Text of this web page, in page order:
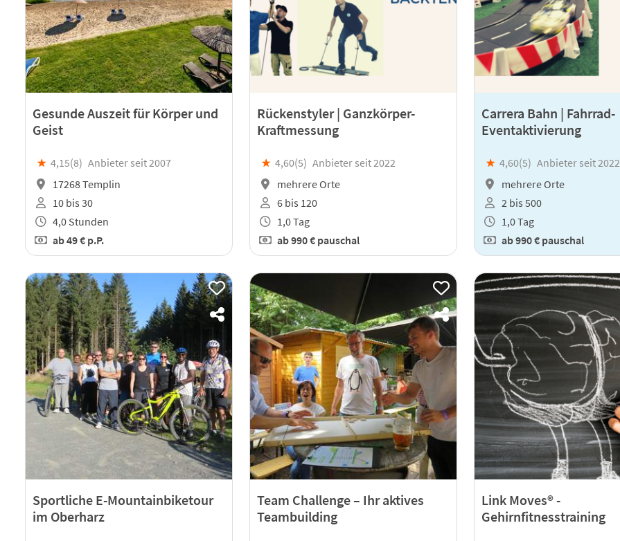
Gesunde Auszeit für Körper und
Geist
★ 4,15(8) Anbieter seit 2007
17268 Templin
10 bis 30
4,0 Stunden
ab49 € p.P.
Rückenstyler | Ganzkörper-
Kraftmessung
★ 4,60(5) Anbieter seit 2022
mehrere Orte
6 bis 120
1,0 Tag
ab990 € pauschal
Carrera Bahn | Fahrrad-
Eventaktivierung
★ 4,60(5) Anbieter seit 2022
mehrere Orte
2 bis 500
1,0 Tag
ab990 € pauschal
Sportliche E-Mountainbiketour
im Oberharz
Team Challenge – Ihr aktives
Teambuilding
Link Moves® -
Gehirnfitnesstraining